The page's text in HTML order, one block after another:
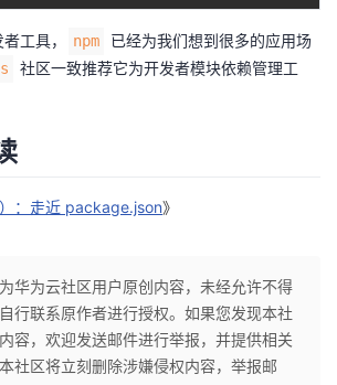
工具， npm
已经为我们想到很多的应用场
社区一致推荐它为开发者模块依赖管理工
：走近 package.json》
华为云社区用户原创内容，未经允许不得
行联系原作者进行授权。如果您发现本社
容，欢迎发送邮件进行举报，并提供相关
社区将立刻删除涉嫌侵权内容，举报邮